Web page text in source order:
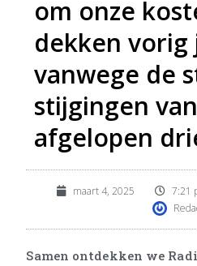
om onze
dekken vorig
vanwege de
stijgingen
afgelopen
maart 4, 2025 7:21
Samen ontdekken we